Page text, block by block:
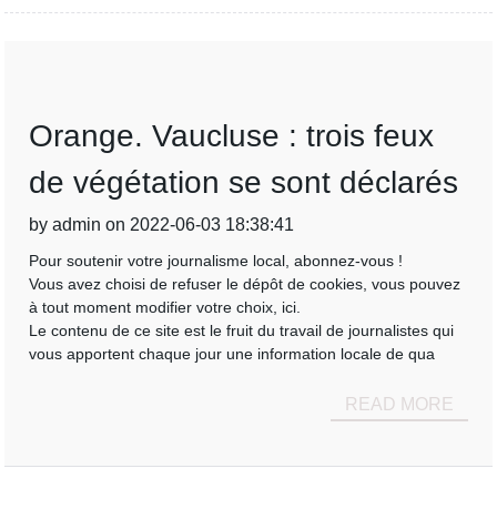
Orange. Vaucluse : trois feux
de végétation se sont déclarés
by admin on 2022-06-03 18:38:41
Pour soutenir votre journalisme local, abonnez-vous !
Vous avez choisi de refuser le dépôt de cookies, vous pouvez
à tout moment modifier votre choix, ici.
Le contenu de ce site est le fruit du travail de journalistes qui
vous apportent chaque jour une information locale de qua
READ MORE